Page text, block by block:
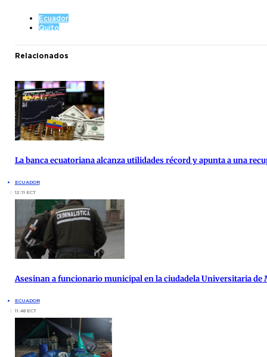
Ecuador
Quito
Relacionados
La banca ecuatoriana alcanza utilidades récord y apunta a una
ECUADOR
12:11 ECT
Asesinan a funcionario municipal en la ciudadela Universitaria de
ECUADOR
11:48 ECT